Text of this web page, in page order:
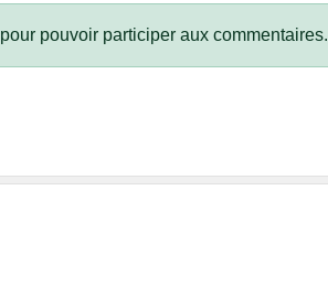
pour pouvoir participer aux commentaires.